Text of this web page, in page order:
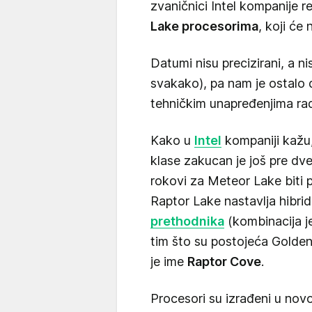
zvaničnici Intel kompanije
Lake procesorima, koji će
Datumi nisu precizirani, a
svakako), pa nam je ostalo
tehničkim unapređenjima
Kako u Intel kompaniji
klase zakucan je još pre
rokovi za Meteor Lake biti
Raptor Lake nastavlja
prethodnika (kombinacija
tim što su postojeća
je ime Raptor Cove.
Procesori su izrađeni u